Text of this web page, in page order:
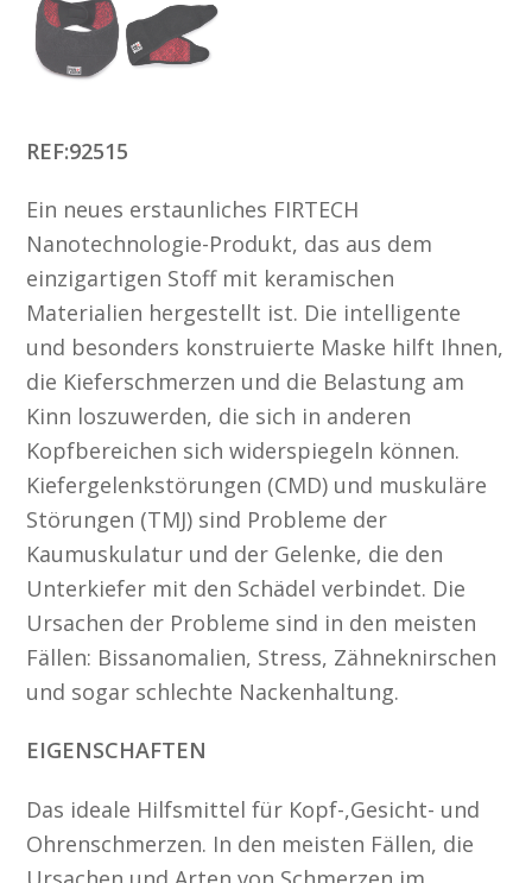
REF:92515
Ein neues erstaunliches FIRTECH
Nanotechnologie-Produkt, das aus dem
einzigartigen Stoff mit keramischen
Materialien hergestellt ist. Die intelligente
und besonders konstruierte Maske hilft Ihnen,
die Kieferschmerzen und die Belastung am
Kinn loszuwerden, die sich in anderen
Kopfbereichen sich widerspiegeln können.
Kiefergelenkstörungen (CMD) und muskuläre
Störungen (TMJ) sind Probleme der
Kaumuskulatur und der Gelenke, die den
Unterkiefer mit den Schädel verbindet. Die
Ursachen der Probleme sind in den meisten
Fällen: Bissanomalien, Stress, Zähneknirschen
und sogar schlechte Nackenhaltung.
EIGENSCHAFTEN
Das ideale Hilfsmittel für Kopf-,Gesicht- und
Ohrenschmerzen. In den meisten Fällen, die